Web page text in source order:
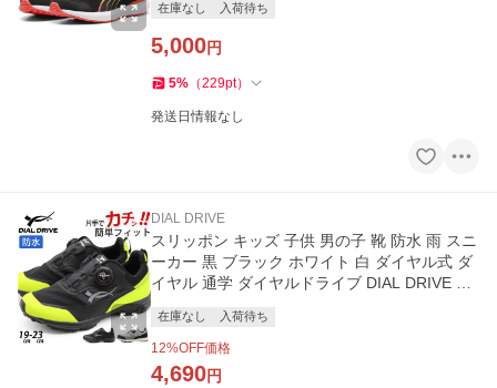
在庫なし 入荷待ち
5,000円
5% （229pt）
発送日情報なし
DIAL DRIVE
スリッポン キッズ 子供 男の子 靴 防水 雨 スニ
ーカー 黒 ブラック ホワイト 白 ダイヤル式 ダ
イヤル 通学 ダイヤルドライブ DIAL DRIVE PR
在庫なし 入荷待ち
12%OFF価格
4,690円